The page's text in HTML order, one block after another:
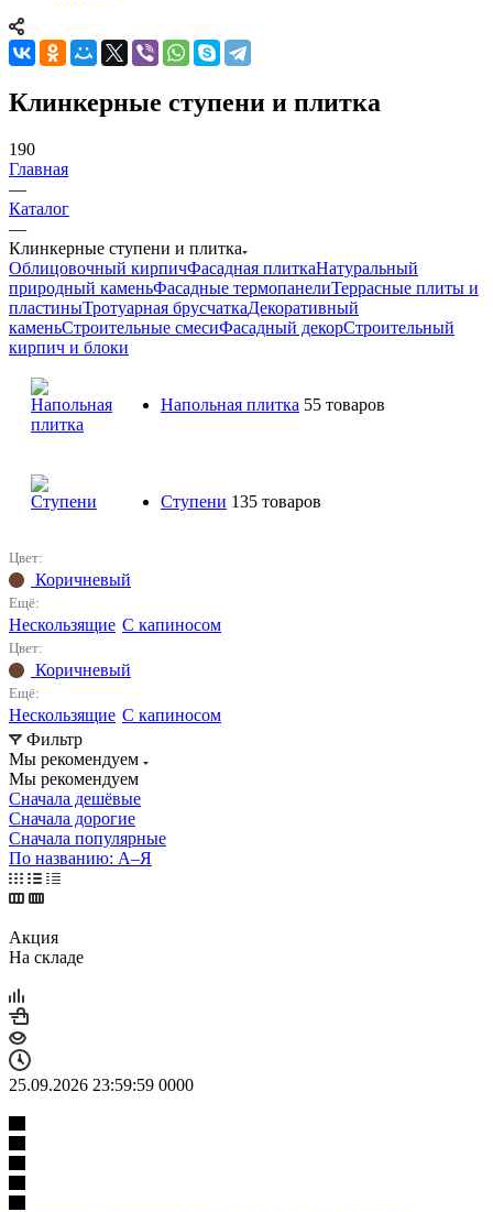
Клинкерные ступени и плитка
190
Главная
—
Каталог
—
Клинкерные ступени и плитка
Облицовочный кирпичФасадная плиткаНатуральный
природный каменьФасадные термопанелиТеррасные плиты и
пластиныТротуарная брусчаткаДекоративный
каменьСтроительные смесиФасадный декорСтроительный
кирпич и блоки
Напольная плитка 55 товаров
Ступени 135 товаров
Цвет:
Коричневый
Ещё:
Нескользящие С капиносом
Цвет:
Коричневый
Ещё:
Нескользящие С капиносом
Фильтр
Мы рекомендуем
Мы рекомендуем
Сначала дешёвые
Сначала дорогие
Сначала популярные
По названию: А–Я
Акция
На складе
25.09.2026 23:59:59 0000